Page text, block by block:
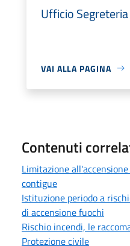
Ufficio
VAI ALLA PAGINA
Contenuti
Limitazione
contigue
Istituzione periodo a
di accensione fuochi
Rischio incendi, le
Protezione civile